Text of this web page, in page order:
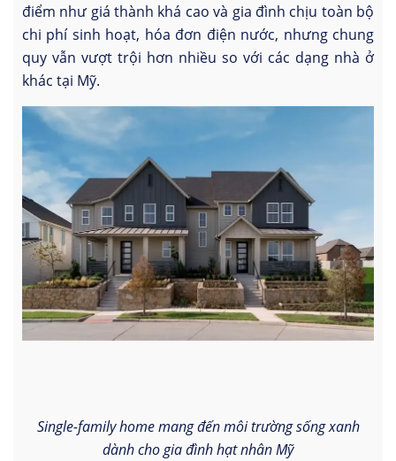
điểm như giá thành khá cao và gia đình chịu toàn bộ
chi phí sinh hoạt, hóa đơn điện nước, nhưng chung
quy vẫn vượt trội hơn nhiều so với các dạng nhà ở
khác tại Mỹ.
Single-family home mang đến môi trường sống xanh
dành cho gia đình hạt nhân Mỹ